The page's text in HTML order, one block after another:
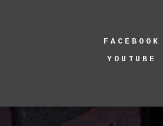
FACEBOOK
YOUTUBE